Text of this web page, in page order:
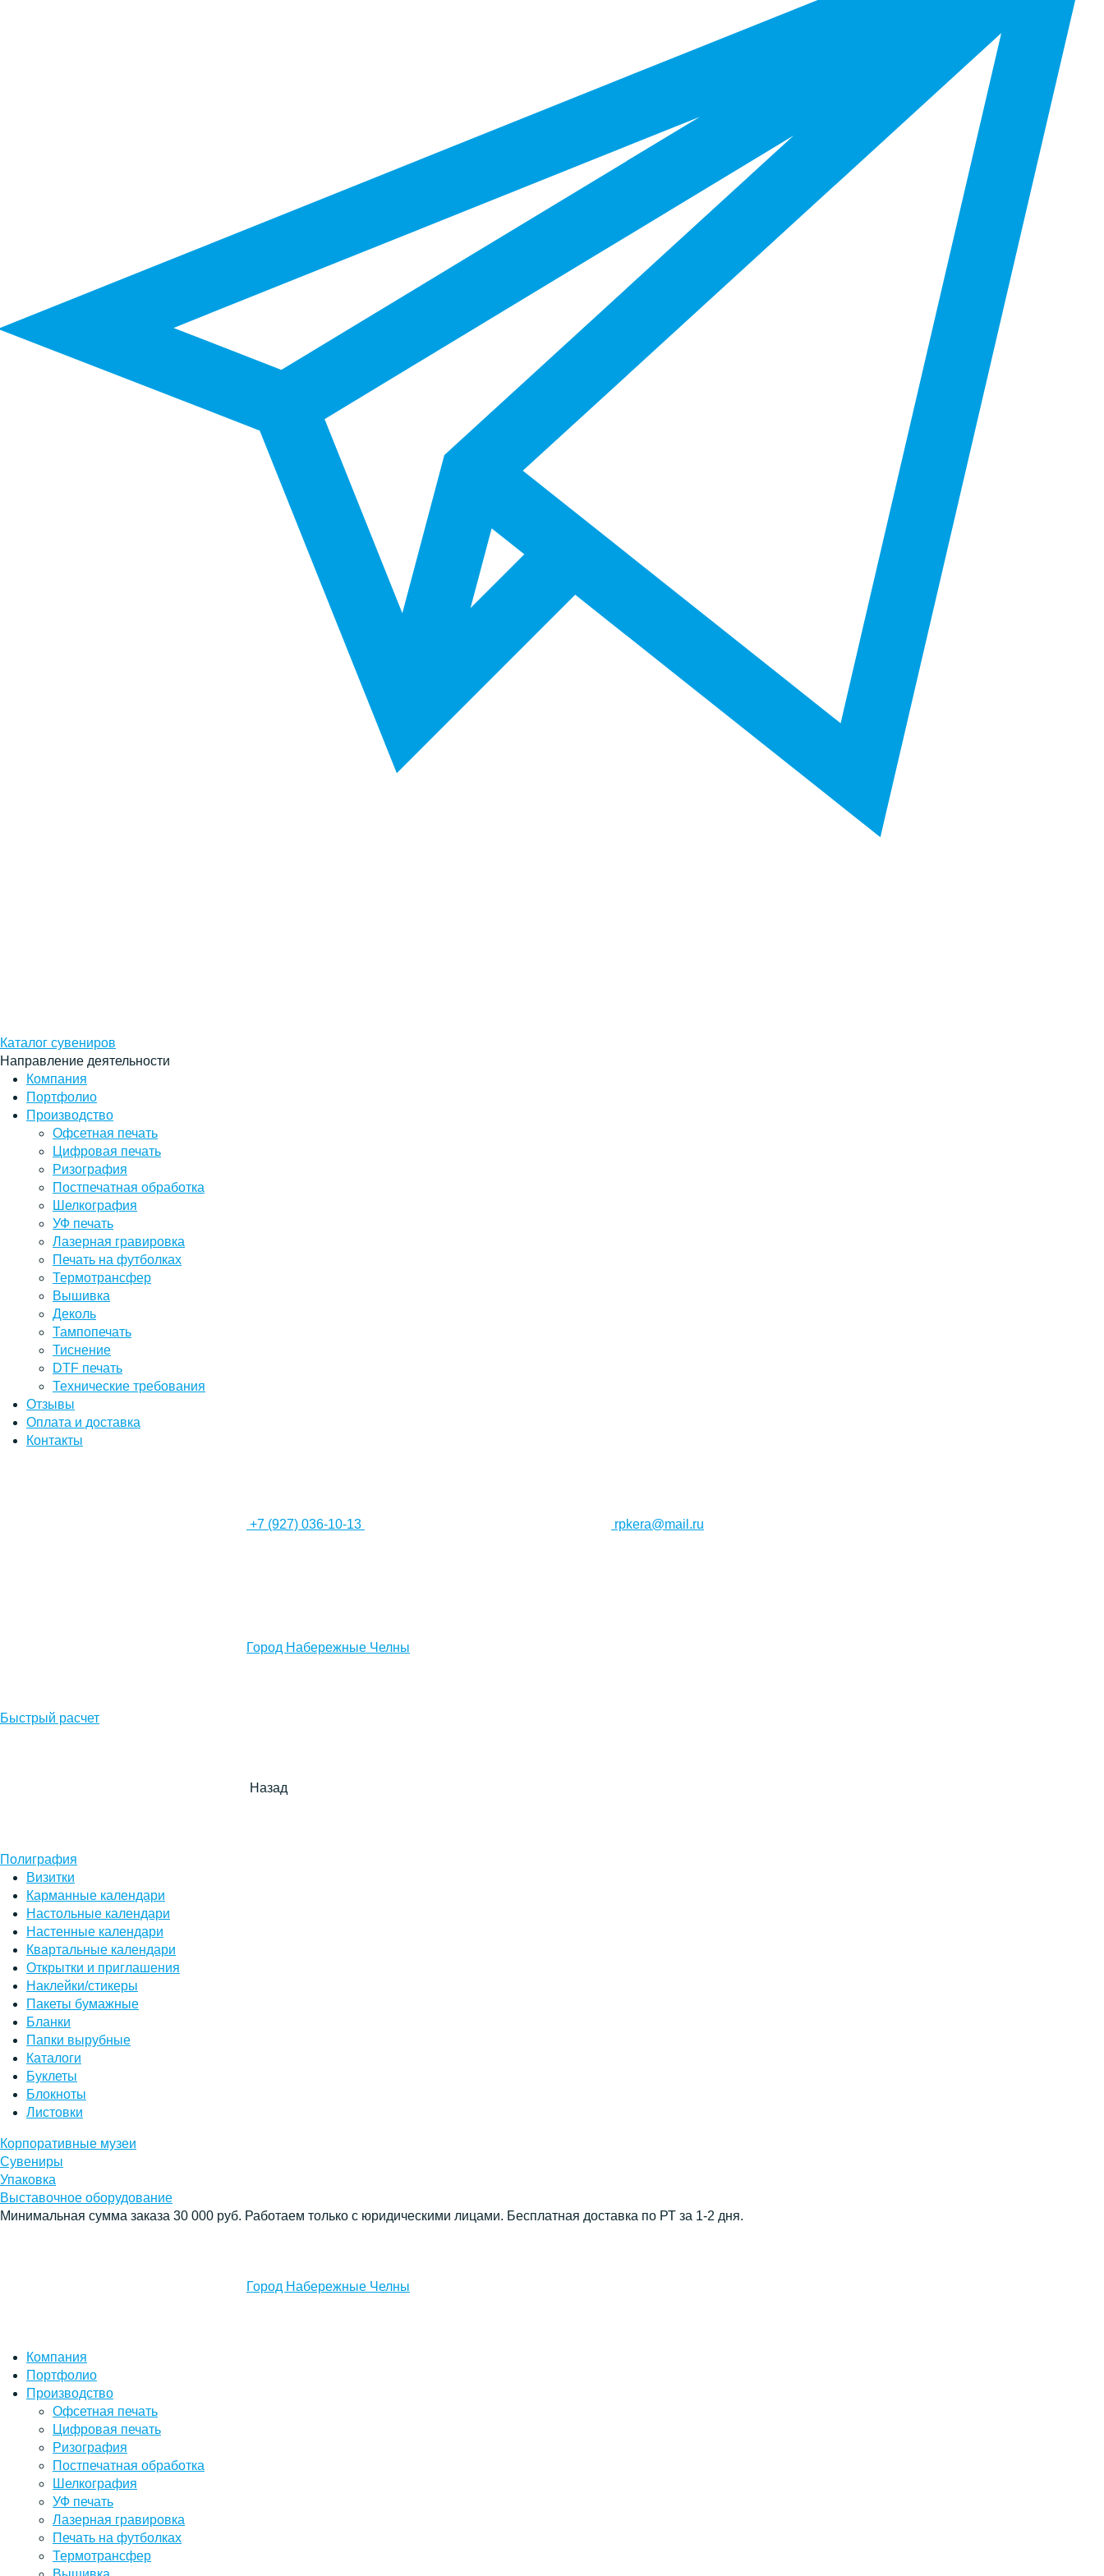
Каталог сувениров
Направление деятельности
Компания
Портфолио
Производство
Офсетная печать
Цифровая печать
Ризография
Постпечатная обработка
Шелкография
УФ печать
Лазерная гравировка
Печать на футболках
Термотрансфер
Вышивка
Деколь
Тампопечать
Тиснение
DTF печать
Технические требования
Отзывы
Оплата и доставка
Контакты
+7 (927) 036-10-13 rpkera@mail.ru
Город Набережные Челны
Быстрый расчет
Назад
Полиграфия
Визитки
Карманные календари
Настольные календари
Настенные календари
Квартальные календари
Открытки и приглашения
Наклейки/стикеры
Пакеты бумажные
Бланки
Папки вырубные
Каталоги
Буклеты
Блокноты
Листовки
Корпоративные музеи
Сувениры
Упаковка
Выставочное оборудование
Минимальная сумма заказа 30 000 руб. Работаем только с юридическими лицами. Бесплатная доставка по РТ за 1-2 дня.
Город Набережные Челны
Компания
Портфолио
Производство
Офсетная печать
Цифровая печать
Ризография
Постпечатная обработка
Шелкография
УФ печать
Лазерная гравировка
Печать на футболках
Термотрансфер